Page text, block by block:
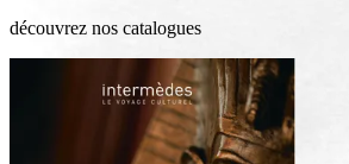
découvrez nos catalogues